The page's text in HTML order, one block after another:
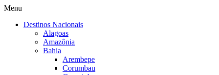
Menu
Destinos Nacionais
Alagoas
Amazônia
Bahia
Arembepe
Corumbau